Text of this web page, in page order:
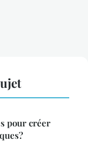
pour créer